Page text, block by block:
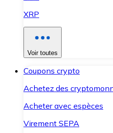
XRP
Voir toutes
Coupons crypto
Achetez des
Acheter avec espèces
Virement SEPA